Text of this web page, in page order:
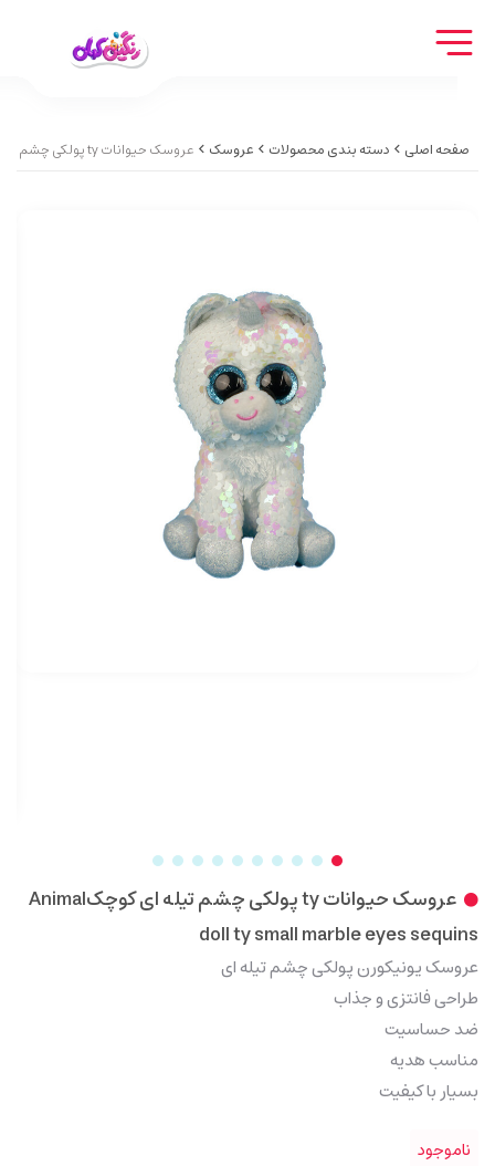
صفحه اصلی دسته بندی محصولات عروسک عروسک حیوانات ty پولکی چشم تیله ای کوچکAnimal doll ty small marble eyes sequins
عروسک حیوانات ty پولکی چشم تیله ای کوچکAnimal
doll ty small marble eyes sequins
عروسک یونیکورن پولکی چشم تیله ای
طراحی فانتزی و جذاب
ضد حساسیت
مناسب هدیه
بسیار با کیفیت
ناموجود